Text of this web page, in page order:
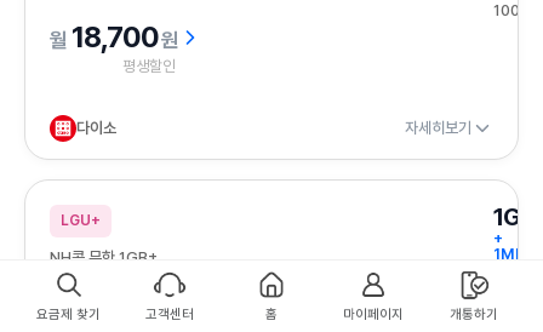
100건
18,700원
평생할인
다이소 자세히보기
LGU+
NH콕 무한 1GB+
1GB
+
1Mbps
통화
요금제 찾기 고객센터 홈 마이페이지 개통하기